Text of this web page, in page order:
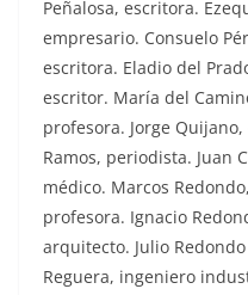
Peñalosa, escritora.
empresario. Consuelo
escritora. Eladio del
escritor. María del
profesora. Jorge
Ramos, periodista. Juan
médico. Marcos
profesora. Ignacio
arquitecto. Julio
Reguera, ingeniero